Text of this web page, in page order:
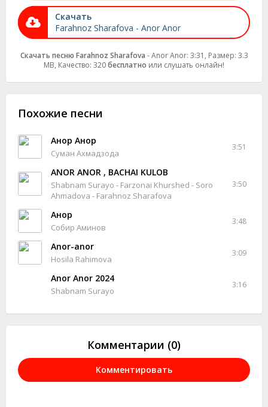
Скачать
Farahnoz Sharafova - Anor Anor
Скачать песню Farahnoz Sharafova - Anor Anor: 3:31, Размер: 3.3
MB, Качество: 320бесплатно или слушать онлайн!
Похожие песни
Анор Анор
Суман Ахмадзода
3:51
ANOR ANOR , BACHAI KULOB
Shabnam Surayo - Farzonai Khurshed - Soro
Ahmadova - Farahnoz Sharafova
3:50
Анор
Собир Аминов
3:48
Anor-anor
Hosila Rahimova
3:09
Anor Anor 2024
Shabnam Surayo
3:16
Комментарии (0)
Комментировать